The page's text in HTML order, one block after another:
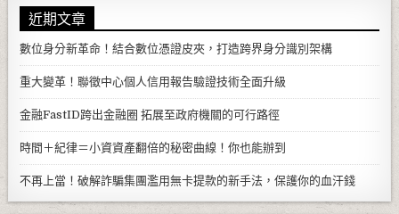
近期文章
數位身分新革命！結合數位憑證皮夾，打造跨界身分識別架構
重大變革！聯徵中心個人信用報告驗證技術全面升級
金融FastID跨出金融圈 拓展至政府機關的可行路徑
時間＋紀律＝小資資產翻倍的秘密曲線！你也能辦到
不再上當！破解詐騙集團濫用無卡提款的新手法，保護你的血汗錢